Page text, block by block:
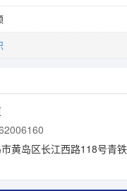
黄岛区长江西路118号青